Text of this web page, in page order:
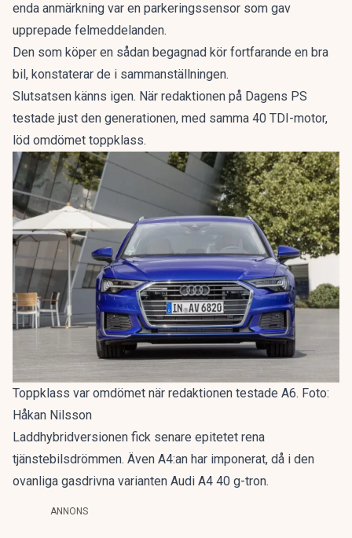
enda anmärkning var en parkeringssensor som gav
upprepade felmeddelanden.
Den som köper en sådan begagnad kör fortfarande en bra
bil, konstaterar de i sammanställningen.
Slutsatsen känns igen. När redaktionen på Dagens PS
testade just den generationen, med samma 40 TDI-motor,
löd omdömet toppklass.
Toppklass var omdömet när redaktionen testade A6. Foto:
Håkan Nilsson
Laddhybridversionen fick senare epitetet rena
tjänstebilsdrömmen. Även A4:an har imponerat, då i den
ovanliga gasdrivna varianten Audi A4 40 g-tron.
ANNONS